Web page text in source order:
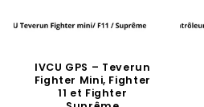
IVCU GPS – Teverun
Fighter Mini, Fighter
11 et Fighter